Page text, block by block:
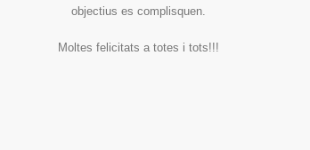
objectius es complisquen.
Moltes felicitats a totes i tots!!!